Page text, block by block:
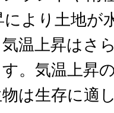
より土地が
温上昇はさ
。気温上昇
は生存に適